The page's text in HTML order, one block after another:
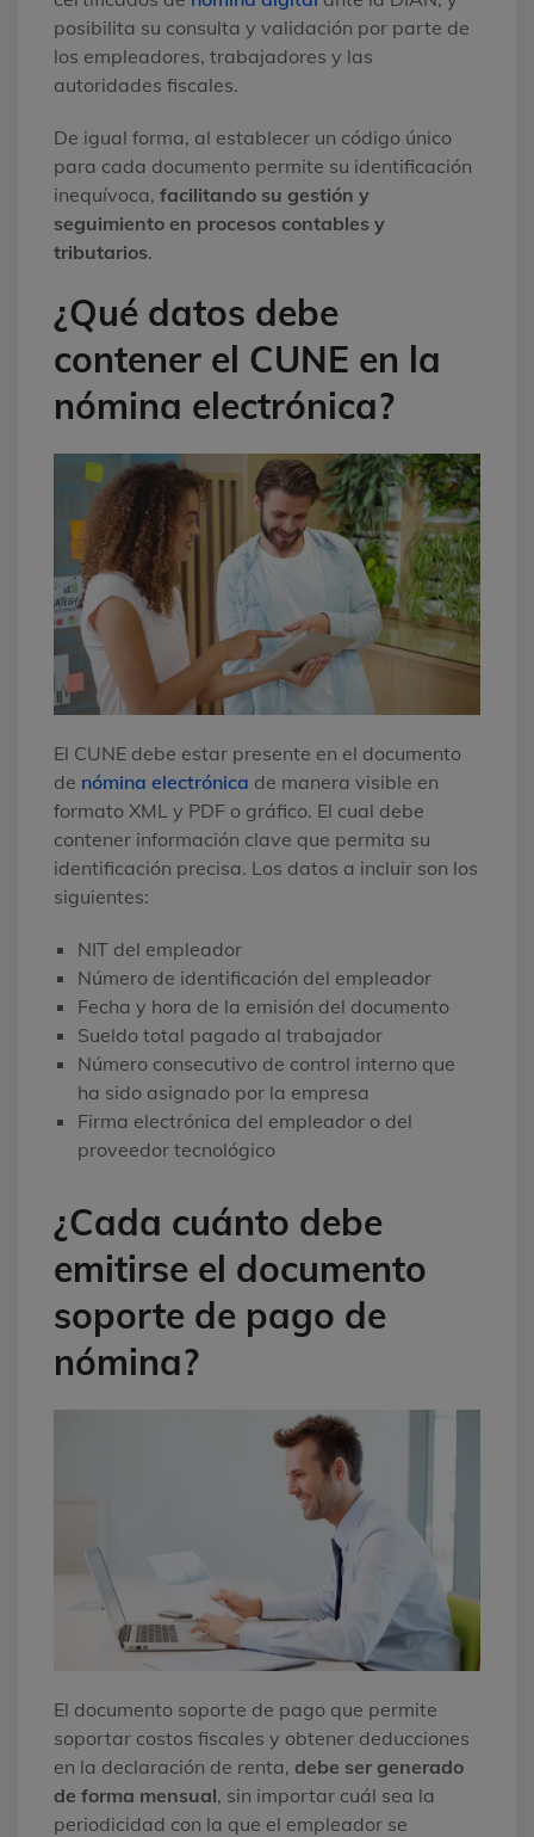
posibilita su consulta y validación por parte de
los empleadores, trabajadores y las
autoridades fiscales.
De igual forma, al establecer un código único
para cada documento permite su identificación
inequívoca, facilitando su gestión y
seguimiento en procesos contables y
tributarios.
¿Qué datos debe
contener el CUNE en la
nómina electrónica?
El CUNE debe estar presente en el documento
de nómina electrónica de manera visible en
formato XML y PDF o gráfico. El cual debe
contener información clave que permita su
identificación precisa. Los datos a incluir son los
siguientes:
NIT del empleador
Número de identificación del empleador
Fecha y hora de la emisión del documento
Sueldo total pagado al trabajador
Número consecutivo de control interno que
ha sido asignado por la empresa
Firma electrónica del empleador o del
proveedor tecnológico
¿Cada cuánto debe
emitirse el documento
soporte de pago de
nómina?
El documento soporte de pago que permite
soportar costos fiscales y obtener deducciones
en la declaración de renta, debe ser generado
de forma mensual, sin importar cuál sea la
periodicidad con la que el empleador se